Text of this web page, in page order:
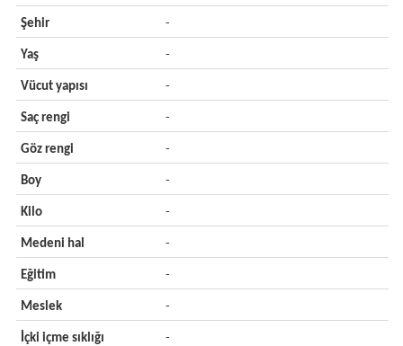
Şehir -
Yaş -
Vücut yapısı -
Saç rengi -
Göz rengi -
Boy -
Kilo -
Medeni hal -
Eğitim -
Meslek -
İçki içme sıklığı -